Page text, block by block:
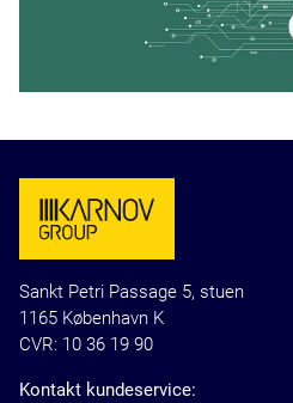
Sankt Petri Passage 5, stuen
1165 København K
CVR: 10 36 19 90
Kontakt kundeservice: